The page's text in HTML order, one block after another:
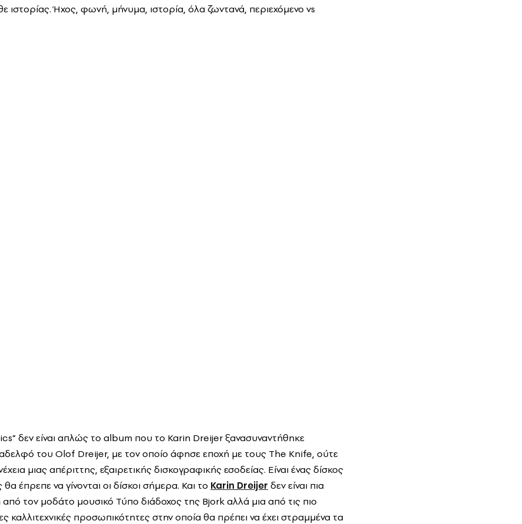
ιστορίας. Ήχος, φωνή, μήνυμα, ιστορία, όλα ζωντανά, περιεχόμενο vs
δεν είναι απλώς το album που το Karin Dreijer ξανασυναντήθηκε
αδελφό του Olof Dreijer, με τον οποίο άφησε εποχή με τους The Knife, ούτε
μιας απέριττης, εξαιρετικής δισκογραφικής εσοδείας. Είναι ένας δίσκος
έπρεπε να γίνονται οι δίσκοι σήμερα. Και το Karin Dreijer δεν είναι πια
τον μοδάτο μουσικό Τύπο διάδοχος της Bjork αλλά μια από τις πιο
καλλιτεχνικές προσωπικότητες στην οποία θα πρέπει να έχει στραμμένα τα